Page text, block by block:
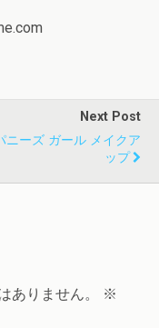
Next Post
ニーズ ガール メイクア
ップ
ありません。
※